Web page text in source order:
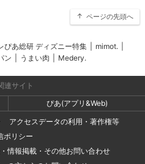
ページの先頭へ
ぴあ総研 ディズニー特集 mimot.
ン うまい肉 Medery.
連サイト
ぴあ(アプリ&Web)
アクセスデータの利用・著作権等
ポリシー
情報掲載・その他お問い合わせ